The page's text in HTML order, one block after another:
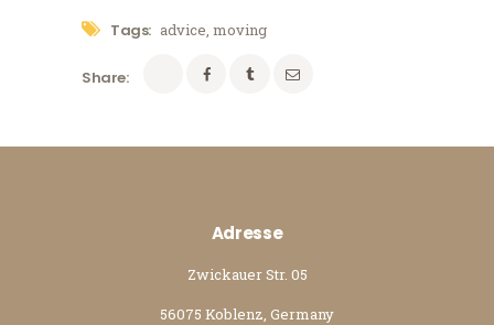
Tags: advice,moving
Share:
Adresse
Zwickauer Str. 05
56075 Koblenz, Germany